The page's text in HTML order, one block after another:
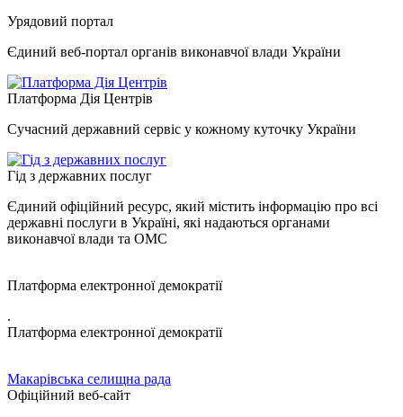
Урядовий портал
Єдиний веб-портал органів виконавчої влади України
Платформа Дія Центрів
Сучасний державний сервіс у кожному куточку України
Гід з державних послуг
Єдиний офіційний ресурс, який містить інформацію про всі
державні послуги в Україні, які надаються органами
виконавчої влади та ОМС
Платформа електронної демократії
.
Платформа електронної демократії
Макарівська селищна рада
Офіційний веб-сайт